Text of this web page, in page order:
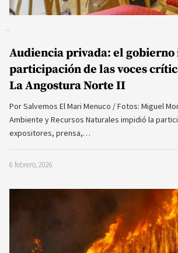
Audiencia privada: el
participación de las voces
La Angostura Norte II
Por Salvemos El Mari Menuco / Fotos: Miguel
Ambiente y Recursos Naturales impidió la
expositores, prensa,…
6 febrero, 2026